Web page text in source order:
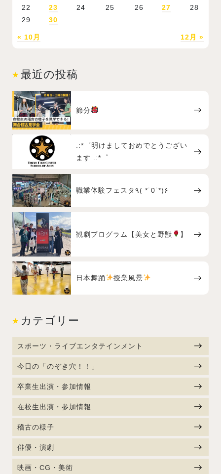
« 10月 12月 »
22 23 24 25 26 27
28
29
30
最近の投稿
節分
.:*゜明けましておめでとうござい
ます .:*゜
職業体験フェスタ٩( *˙0˙*)۶
観劇プログラム【美女と野獣 】
日本舞踊 授業風景
カテゴリー
スポーツ・ライブエンタテインメント
今日の「のぞき穴！！」
卒業生出演・参加情報
在校生出演・参加情報
稽古の様子
俳優・演劇
映画・CG・美術